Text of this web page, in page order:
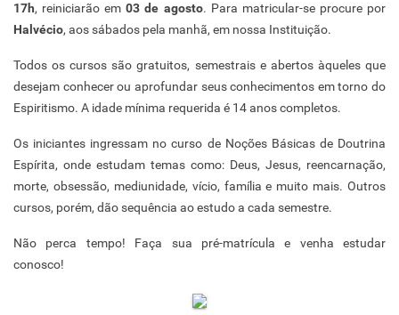
17h, reiniciarão em03 de agosto. Para matricular-se procure por
Halvécio, aos sábados pela manhã, em nossa Instituição.
Todos os cursos são gratuitos, semestrais e abertos àqueles que
desejam conhecer ou aprofundar seus conhecimentos em torno do
Espiritismo. A idade mínima requerida é 14 anos completos.
Os iniciantes ingressam no curso de Noções Básicas de Doutrina
Espírita, onde estudam temas como: Deus, Jesus, reencarnação,
morte, obsessão, mediunidade, vício, família e muito mais. Outros
cursos, porém, dão sequência ao estudo a cada semestre.
Não perca tempo! Faça sua pré-matrícula e venha estudar
conosco!